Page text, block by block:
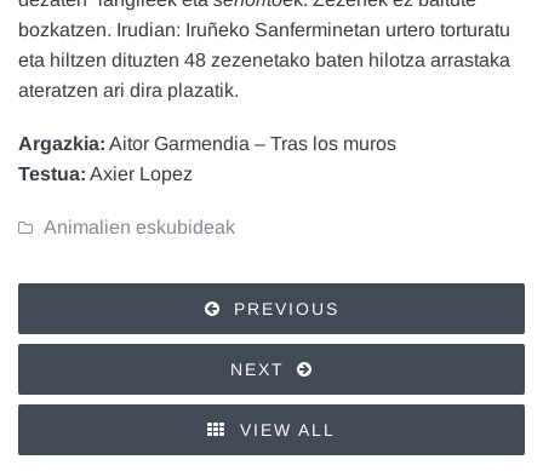
bozkatzen. Irudian: Iruñeko Sanferminetan urtero torturatu
eta hiltzen dituzten 48 zezenetako baten hilotza arrastaka
ateratzen ari dira plazatik.
Argazkia: Aitor Garmendia – Tras los muros
Testua: Axier Lopez
Animalien eskubideak
PREVIOUS
NEXT
VIEW ALL